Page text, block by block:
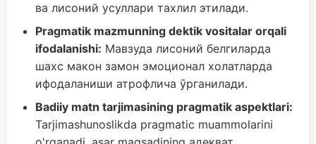
ва лисоний усуллари тахлил этилади.
Pragmatik mazmunning dektik vositalar orqali
ifodalanishi: Мавзуда лисоний белгиларда
шахс макон замон эмоционал холатларда
ифодаланиши атрофлича ӯрганилади.
Badiiy matn tarjimasining pragmatik aspektlari:
Tarjimashunoslikda pragmatic muammolarini